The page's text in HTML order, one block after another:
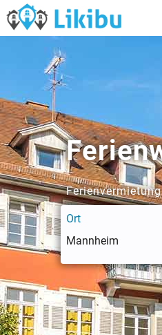
Ort